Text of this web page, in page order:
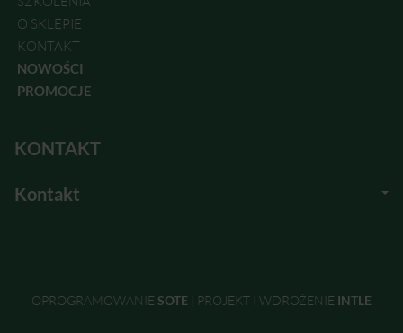
O SKLEPIE
KONTAKT
NOWOŚCI
PROMOCJE
KONTAKT
Kontakt
OPROGRAMOWANIE SOTE PROJEKT I WDROŻENIE INTLE